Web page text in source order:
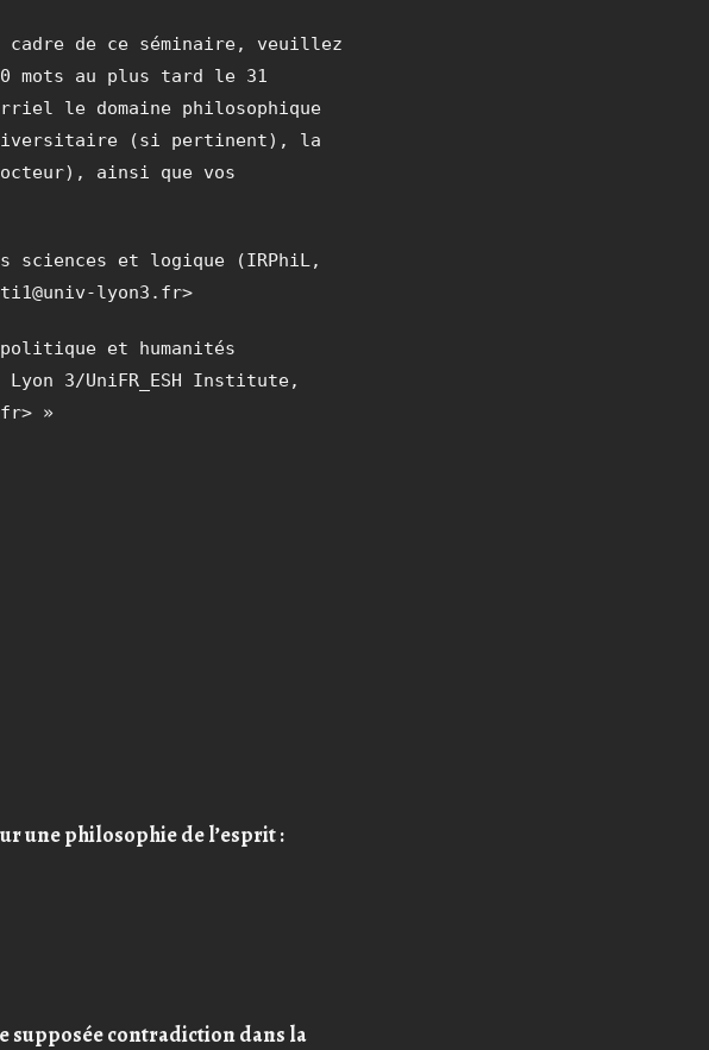
de ce séminaire, veuillez
mots au plus tard le 31
le domaine philosophique
(si pertinent), la
ainsi que vos
sciences et logique (IRPhiL,
lyon3.fr>
et humanités
3/UniFR_ESH Institute,
»
une philosophie de l’esprit :
supposée contradiction dans la